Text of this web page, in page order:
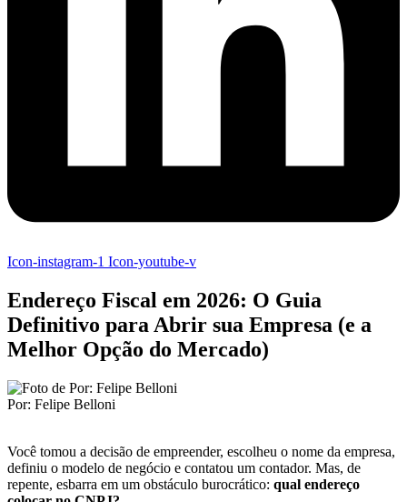
Icon-instagram-1 Icon-youtube-v
Endereço Fiscal em 2026: O Guia
Definitivo para Abrir sua Empresa (e a
Melhor Opção do Mercado)
Por: Felipe Belloni
Você tomou a decisão de empreender, escolheu o nome da empresa,
definiu o modelo de negócio e contatou um contador. Mas, de
repente, esbarra em um obstáculo burocrático: qual endereço